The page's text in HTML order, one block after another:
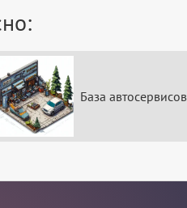
База автосервисов